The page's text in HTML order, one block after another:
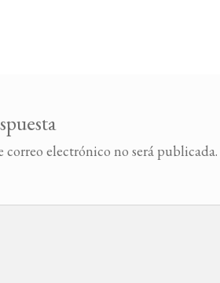
electrónico no será publicada.